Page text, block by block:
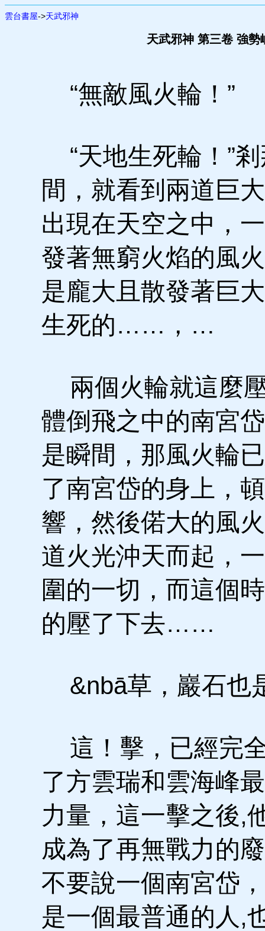
雲台書屋->天武邪神
天武邪神 第三卷 強
“無敵風火輪！”
“天地生死輪！”
間，就看到兩道巨
出現在天空之中，
發著無窮火焰的風
是龐大且散發著巨
生死的……，…
兩個火輪就這麼
體倒飛之中的南宮
是瞬間，那風火輪
了南宮岱的身上，
響，然後偌大的風
道火光沖天而起，
圍的一切，而這個
的壓了下去……
&nbā草，巖石
這！擊，已經完
了方雲瑞和雲海峰
力量，這一擊之後,
成為了再無戰力的
不要說一個南宮岱
是一個最普通的人,